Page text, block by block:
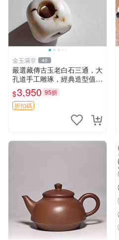
金玉滿堂 40
嚴選藏傳古玉老白石三通，大
孔道手工雕琢，經典造型值得
收藏，直徑1.38cm對孔1.22c
m高1.24cm 古玉 三通 玉器
$3,950 95折
折扣碼